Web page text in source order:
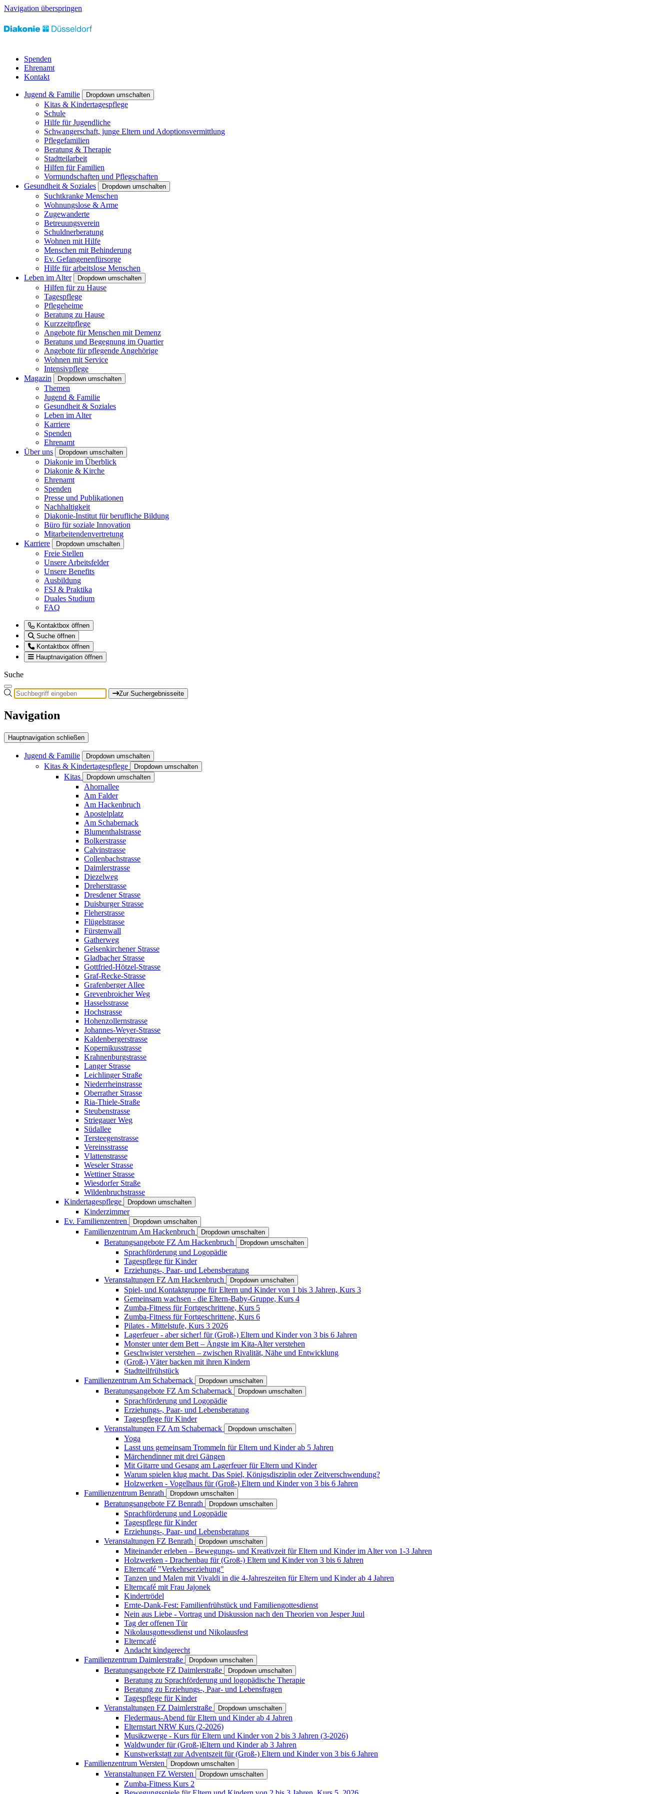
Navigation überspringen
Spenden
Ehrenamt
Kontakt
Jugend & Familie Dropdown umschalten
Kitas & Kindertagespflege
Schule
Hilfe für Jugendliche
Schwangerschaft, junge Eltern und Adoptionsvermittlung
Pflegefamilien
Beratung & Therapie
Stadtteilarbeit
Hilfen für Familien
Vormundschaften und Pflegschaften
Gesundheit & Soziales
Dropdown umschalten
Suchtkranke Menschen
Wohnungslose & Arme
Zugewanderte
Betreuungsverein
Schuldnerberatung
Wohnen mit Hilfe
Menschen mit Behinderung
Ev. Gefangenenfürsorge
Hilfe für arbeitslose Menschen
Leben im Alter
Dropdown umschalten
Hilfen für zu Hause
Tagespflege
Pflegeheime
Beratung zu Hause
Kurzzeitpflege
Angebote für Menschen mit Demenz
Beratung und Begegnung im Quartier
Angebote für pflegende Angehörige
Wohnen mit Service
Intensivpflege
Magazin
Dropdown umschalten
Themen
Jugend & Familie
Gesundheit & Soziales
Leben im Alter
Karriere
Spenden
Ehrenamt
Über uns
Dropdown umschalten
Diakonie im Überblick
Diakonie & Kirche
Ehrenamt
Spenden
Presse und Publikationen
Nachhaltigkeit
Diakonie-Institut für berufliche Bildung
Büro für soziale Innovation
Mitarbeitendenvertretung
Karriere
Dropdown umschalten
Freie Stellen
Unsere Arbeitsfelder
Unsere Benefits
Ausbildung
FSJ & Praktika
Duales Studium
FAQ
Kontaktbox öffnen
Suche öffnen
Kontaktbox öffnen
Hauptnavigation öffnen
Suche
Zur Suchergebnisseite
Navigation
Hauptnavigation schließen
Jugend & Familie Dropdown umschalten
Kitas & Kindertagespflege Dropdown umschalten
Kitas Dropdown umschalten
Ahornallee
Am Falder
Am Hackenbruch
Apostelplatz
Am Schabernack
Blumenthalstrasse
Bolkerstrasse
Calvinstrasse
Collenbachstrasse
Daimlerstrasse
Diezelweg
Dreherstrasse
Dresdener Strasse
Duisburger Strasse
Fleherstrasse
Flügelstrasse
Fürstenwall
Gatherweg
Gelsenkirchener Strasse
Gladbacher Strasse
Gottfried-Hötzel-Strasse
Graf-Recke-Strasse
Grafenberger Allee
Grevenbroicher Weg
Hasselsstrasse
Hochstrasse
Hohenzollernstrasse
Johannes-Weyer-Strasse
Kaldenbergerstrasse
Kopernikusstrasse
Krahnenburgstrasse
Langer Strasse
Leichlinger Straße
Niederrheinstrasse
Oberrather Strasse
Ria-Thiele-Straße
Steubenstrasse
Striegauer Weg
Südallee
Tersteegenstrasse
Vereinsstrasse
Vlattenstrasse
Weseler Strasse
Wettiner Strasse
Wiesdorfer Straße
Wildenbruchstrasse
Kindertagespflege
Dropdown umschalten
Kinderzimmer
Ev. Familienzentren
Dropdown umschalten
Familienzentrum Am Hackenbruch Dropdown umschalten
Beratungsangebote FZ Am Hackenbruch Dropdown umschalten
Sprachförderung und Logopädie
Tagespflege für Kinder
Erziehungs-, Paar- und Lebensberatung
Veranstaltungen FZ Am Hackenbruch
Dropdown umschalten
Spiel- und Kontaktgruppe für Eltern und Kinder von 1 bis 3 Jahren, Kurs 3
Gemeinsam wachsen - die Eltern-Baby-Gruppe, Kurs 4
Zumba-Fitness für Fortgeschrittene, Kurs 5
Zumba-Fitness für Fortgeschrittene, Kurs 6
Pilates - Mittelstufe, Kurs 3 2026
Lagerfeuer - aber sicher! für (Groß-) Eltern und Kinder von 3 bis 6 Jahren
Monster unter dem Bett – Ängste im Kita-Alter verstehen
Geschwister verstehen – zwischen Rivalität, Nähe und Entwicklung
(Groß-) Väter backen mit ihren Kindern
Stadtteilfrühstück
Familienzentrum Am Schabernack
Dropdown umschalten
Beratungsangebote FZ Am Schabernack Dropdown umschalten
Sprachförderung und Logopädie
Erziehungs-, Paar- und Lebensberatung
Tagespflege für Kinder
Veranstaltungen FZ Am Schabernack
Dropdown umschalten
Yoga
Lasst uns gemeinsam Trommeln für Eltern und Kinder ab 5 Jahren
Märchendinner mit drei Gängen
Mit Gitarre und Gesang am Lagerfeuer für Eltern und Kinder
Warum spielen klug macht. Das Spiel, Königsdisziplin oder Zeitverschwendung?
Holzwerken - Vogelhaus für (Groß-) Eltern und Kinder von 3 bis 6 Jahren
Familienzentrum Benrath
Dropdown umschalten
Beratungsangebote FZ Benrath Dropdown umschalten
Sprachförderung und Logopädie
Tagespflege für Kinder
Erziehungs-, Paar- und Lebensberatung
Veranstaltungen FZ Benrath
Dropdown umschalten
Miteinander erleben – Bewegungs- und Kreativzeit für Eltern und Kinder im Alter von 1-3 Jahren
Holzwerken - Drachenbau für (Groß-) Eltern und Kinder von 3 bis 6 Jahren
Elterncafé "Verkehrserziehung"
Tanzen und Malen mit Vivaldi in die 4-Jahreszeiten für Eltern und Kinder ab 4 Jahren
Elterncafé mit Frau Jajonek
Kindertrödel
Ernte-Dank-Fest: Familienfrühstück und Familiengottesdienst
Nein aus Liebe - Vortrag und Diskussion nach den Theorien von Jesper Juul
Tag der offenen Tür
Nikolausgottessdienst und Nikolausfest
Elterncafé
Andacht kindgerecht
Familienzentrum Daimlerstraße
Dropdown umschalten
Beratungsangebote FZ Daimlerstraße Dropdown umschalten
Beratung zu Sprachförderung und logopädische Therapie
Beratung zu Erziehungs-, Paar- und Lebensfragen
Tagespflege für Kinder
Veranstaltungen FZ Daimlerstraße
Dropdown umschalten
Fledermaus-Abend für Eltern und Kinder ab 4 Jahren
Elternstart NRW Kurs (2-2026)
Musikzwerge - Kurs für Eltern und Kinder von 2 bis 3 Jahren (3-2026)
Waldwunder für (Groß-)Eltern und Kinder ab 3 Jahren
Kunstwerkstatt zur Adventszeit für (Groß-) Eltern und Kinder von 3 bis 6 Jahren
Familienzentrum Wersten
Dropdown umschalten
Veranstaltungen FZ Wersten Dropdown umschalten
Zumba-Fitness Kurs 2